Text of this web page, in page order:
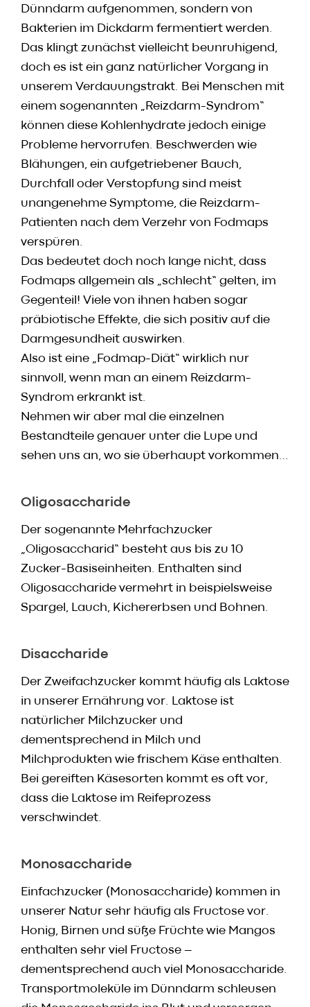
Daten & Fakten
Karriere
Kontakt
Dünndarm aufgenommen, sondern von
Bakterien im Dickdarm fermentiert werden.
Das klingt zunächst vielleicht beunruhigend,
doch es ist ein ganz natürlicher Vorgang in
unserem Verdauungstrakt. Bei Menschen mit
einem sogenannten „Reizdarm-Syndrom“
können diese Kohlenhydrate jedoch einige
Probleme hervorrufen. Beschwerden wie
Blähungen, ein aufgetriebener Bauch,
Durchfall oder Verstopfung sind meist
unangenehme Symptome, die Reizdarm-
Patienten nach dem Verzehr von Fodmaps
verspüren.
Das bedeutet doch noch lange nicht, dass
Fodmaps allgemein als „schlecht“ gelten, im
Gegenteil! Viele von ihnen haben sogar
präbiotische Effekte, die sich positiv auf die
Darmgesundheit auswirken.
Also ist eine „Fodmap-Diät“ wirklich nur
sinnvoll, wenn man an einem Reizdarm-
Syndrom erkrankt ist.
Nehmen wir aber mal die einzelnen
Bestandteile genauer unter die Lupe und
sehen uns an, wo sie überhaupt vorkommen…
Oligosaccharide
Der sogenannte Mehrfachzucker
„Oligosaccharid“ besteht aus bis zu 10
Zucker-Basiseinheiten. Enthalten sind
Oligosaccharide vermehrt in beispielsweise
Spargel, Lauch, Kichererbsen und Bohnen.
Disaccharide
Der Zweifachzucker kommt häufig als Laktose
in unserer Ernährung vor. Laktose ist
natürlicher Milchzucker und
dementsprechend in Milch und
Milchprodukten wie frischem Käse enthalten.
Bei gereiften Käsesorten kommt es oft vor,
dass die Laktose im Reifeprozess
verschwindet.
Monosaccharide
Einfachzucker (Monosaccharide) kommen in
unserer Natur sehr häufig als Fructose vor.
Honig, Birnen und süße Früchte wie Mangos
enthalten sehr viel Fructose –
dementsprechend auch viel Monosaccharide.
Transportmoleküle im Dünndarm schleusen